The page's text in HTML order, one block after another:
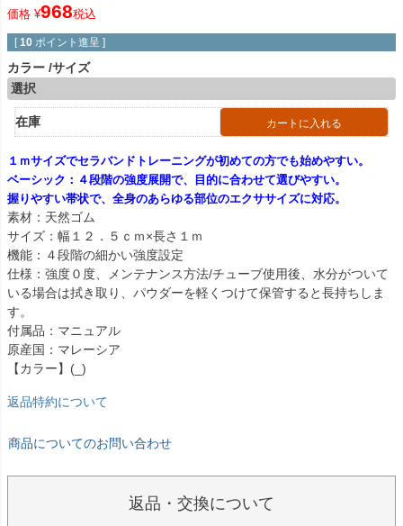
価格 ¥968税込
[ 10 ポイント進呈 ]
カラー サイズ
選択
在庫 カートに入れる
１ｍサイズでセラバンドトレーニングが初めての方でも始めやすい。
ベーシック：４段階の強度展開で、目的に合わせて選びやすい。
握りやすい帯状で、全身のあらゆる部位のエクササイズに対応。
素材：天然ゴム
サイズ：幅１２．５ｃｍ×長さ１ｍ
機能：４段階の細かい強度設定
仕様：強度０度、メンテナンス方法/チューブ使用後、水分がついて
いる場合は拭き取り、パウダーを軽くつけて保管すると長持ちしま
す。
付属品：マニュアル
原産国：マレーシア
【カラー】(_)
返品特約について
商品についてのお問い合わせ
返品・交換について